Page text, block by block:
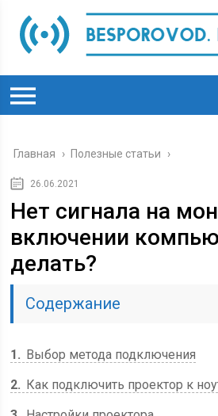
Главная › Полезные статьи ›
26.06.2021
Нет сигнала на
включении
делать?
Содержание
1
Выбор метода подключения
2
Как подключить проектор к